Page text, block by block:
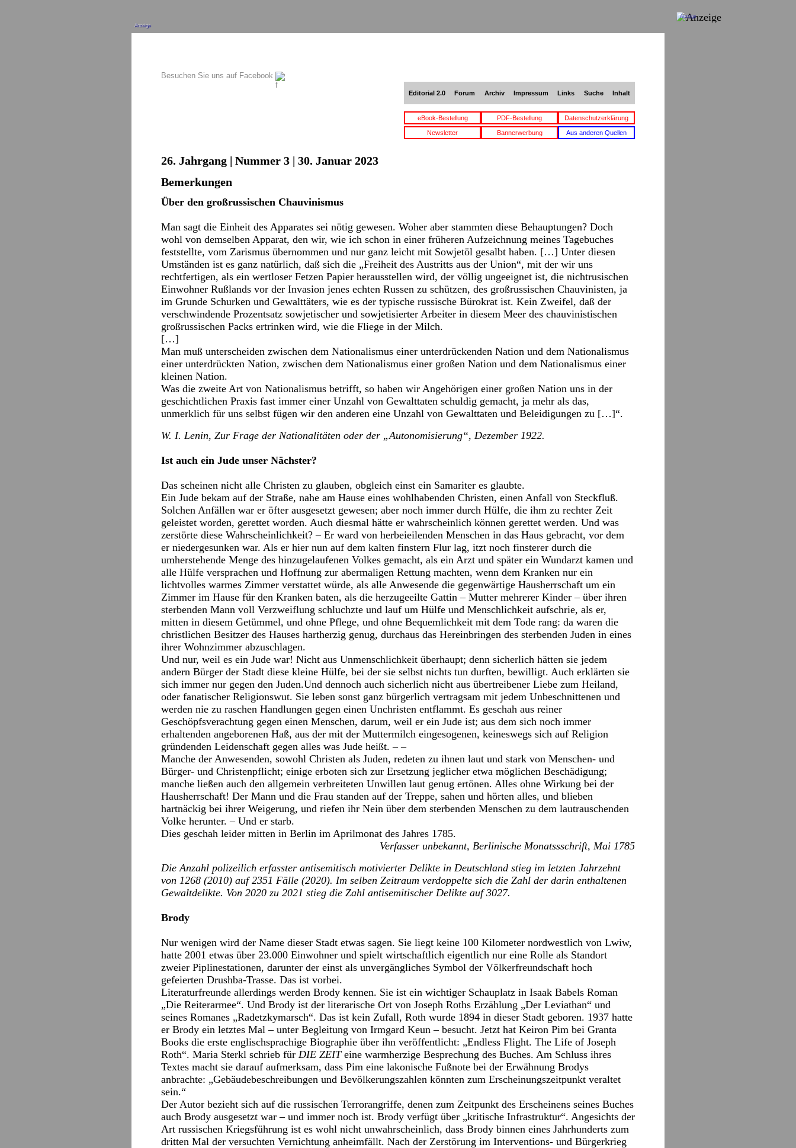
Anzeige
Besuchen Sie uns auf Facebook
Editorial 2.0 Forum Archiv Impressum Links Suche Inhalt
eBook-Bestellung PDF-Bestellung Datenschutzerklärung
Newsletter Bannerwerbung Aus anderen Quellen
26. Jahrgang | Nummer 3 | 30. Januar 2023
Bemerkungen
Über den großrussischen Chauvinismus
Man sagt die Einheit des Apparates sei nötig gewesen. Woher aber stammten diese Behauptungen? Doch
wohl von demselben Apparat, den wir, wie ich schon in einer früheren Aufzeichnung meines Tagebuches
feststellte, vom Zarismus übernommen und nur ganz leicht mit Sowjetöl gesalbt haben. […] Unter diesen
Umständen ist es ganz natürlich, daß sich die „Freiheit des Austritts aus der Union“, mit der wir uns
rechtfertigen, als ein wertloser Fetzen Papier herausstellen wird, der völlig ungeeignet ist, die nichtrusischen
Einwohner Rußlands vor der Invasion jenes echten Russen zu schützen, des großrussischen Chauvinisten, ja
im Grunde Schurken und Gewalttäters, wie es der typische russische Bürokrat ist. Kein Zweifel, daß der
verschwindende Prozentsatz sowjetischer und sowjetisierter Arbeiter in diesem Meer des chauvinistischen
großrussischen Packs ertrinken wird, wie die Fliege in der Milch.
[…]
Man muß unterscheiden zwischen dem Nationalismus einer unterdrückenden Nation und dem Nationalismus
einer unterdrückten Nation, zwischen dem Nationalismus einer großen Nation und dem Nationalismus einer
kleinen Nation.
Was die zweite Art von Nationalismus betrifft, so haben wir Angehörigen einer großen Nation uns in der
geschichtlichen Praxis fast immer einer Unzahl von Gewalttaten schuldig gemacht, ja mehr als das,
unmerklich für uns selbst fügen wir den anderen eine Unzahl von Gewalttaten und Beleidigungen zu […]“.
W. I. Lenin, Zur Frage der Nationalitäten oder der „Autonomisierung“, Dezember 1922.
Ist auch ein Jude unser Nächster?
Das scheinen nicht alle Christen zu glauben, obgleich einst ein Samariter es glaubte.
Ein Jude bekam auf der Straße, nahe am Hause eines wohlhabenden Christen, einen Anfall von Steckfluß.
Solchen Anfällen war er öfter ausgesetzt gewesen; aber noch immer durch Hülfe, die ihm zu rechter Zeit
geleistet worden, gerettet worden. Auch diesmal hätte er wahrscheinlich können gerettet werden. Und was
zerstörte diese Wahrscheinlichkeit? – Er ward von herbeieilenden Menschen in das Haus gebracht, vor dem
er niedergesunken war. Als er hier nun auf dem kalten finstern Flur lag, itzt noch finsterer durch die
umherstehende Menge des hinzugelaufenen Volkes gemacht, als ein Arzt und später ein Wundarzt kamen und
alle Hülfe versprachen und Hoffnung zur abermaligen Rettung machten, wenn dem Kranken nur ein
lichtvolles warmes Zimmer verstattet würde, als alle Anwesende die gegenwärtige Hausherrschaft um ein
Zimmer im Hause für den Kranken baten, als die herzugeeilte Gattin – Mutter mehrerer Kinder – über ihren
sterbenden Mann voll Verzweiflung schluchzte und lauf um Hülfe und Menschlichkeit aufschrie, als er,
mitten in diesem Getümmel, und ohne Pflege, und ohne Bequemlichkeit mit dem Tode rang: da waren die
christlichen Besitzer des Hauses hartherzig genug, durchaus das Hereinbringen des sterbenden Juden in eines
ihrer Wohnzimmer abzuschlagen.
Und nur, weil es ein Jude war! Nicht aus Unmenschlichkeit überhaupt; denn sicherlich hätten sie jedem
andern Bürger der Stadt diese kleine Hülfe, bei der sie selbst nichts tun durften, bewilligt. Auch erklärten sie
sich immer nur gegen den Juden.Und dennoch auch sicherlich nicht aus übertreibener Liebe zum Heiland,
oder fanatischer Religionswut. Sie leben sonst ganz bürgerlich vertragsam mit jedem Unbeschnittenen und
werden nie zu raschen Handlungen gegen einen Unchristen entflammt. Es geschah aus reiner
Geschöpfsverachtung gegen einen Menschen, darum, weil er ein Jude ist; aus dem sich noch immer
erhaltenden angeborenen Haß, aus der mit der Muttermilch eingesogenen, keineswegs sich auf Religion
gründenden Leidenschaft gegen alles was Jude heißt. – –
Manche der Anwesenden, sowohl Christen als Juden, redeten zu ihnen laut und stark von Menschen- und
Bürger- und Christenpflicht; einige erboten sich zur Ersetzung jeglicher etwa möglichen Beschädigung;
manche ließen auch den allgemein verbreiteten Unwillen laut genug ertönen. Alles ohne Wirkung bei der
Hausherrschaft! Der Mann und die Frau standen auf der Treppe, sahen und hörten alles, und blieben
hartnäckig bei ihrer Weigerung, und riefen ihr Nein über dem sterbenden Menschen zu dem lautrauschenden
Volke herunter. – Und er starb.
Dies geschah leider mitten in Berlin im Aprilmonat des Jahres 1785.
Verfasser unbekannt, Berlinische Monatssschrift, Mai 1785
Die Anzahl polizeilich erfasster antisemitisch motivierter Delikte in Deutschland stieg im letzten Jahrzehnt
von 1268 (2010) auf 2351 Fälle (2020). Im selben Zeitraum verdoppelte sich die Zahl der darin enthaltenen
Gewaltdelikte. Von 2020 zu 2021 stieg die Zahl antisemitischer Delikte auf 3027.
Brody
Nur wenigen wird der Name dieser Stadt etwas sagen. Sie liegt keine 100 Kilometer nordwestlich von Lwiw,
hatte 2001 etwas über 23.000 Einwohner und spielt wirtschaftlich eigentlich nur eine Rolle als Standort
zweier Piplinestationen, darunter der einst als unvergängliches Symbol der Völkerfreundschaft hoch
gefeierten Drushba-Trasse. Das ist vorbei.
Literaturfreunde allerdings werden Brody kennen. Sie ist ein wichtiger Schauplatz in Isaak Babels Roman
„Die Reiterarmee“. Und Brody ist der literarische Ort von Joseph Roths Erzählung „Der Leviathan“ und
seines Romanes „Radetzkymarsch“. Das ist kein Zufall, Roth wurde 1894 in dieser Stadt geboren. 1937 hatte
er Brody ein letztes Mal – unter Begleitung von Irmgard Keun – besucht. Jetzt hat Keiron Pim bei Granta
Books die erste englischsprachige Biographie über ihn veröffentlicht: „Endless Flight. The Life of Joseph
Roth“. Maria Sterkl schrieb für DIE ZEITeine warmherzige Besprechung des Buches. Am Schluss ihres
Textes macht sie darauf aufmerksam, dass Pim eine lakonische Fußnote bei der Erwähnung Brodys
anbrachte: „Gebäudebeschreibungen und Bevölkerungszahlen könnten zum Erscheinungszeitpunkt veraltet
sein.“
Der Autor bezieht sich auf die russischen Terrorangriffe, denen zum Zeitpunkt des Erscheinens seines Buches
auch Brody ausgesetzt war – und immer noch ist. Brody verfügt über „kritische Infrastruktur“. Angesichts der
Art russischen Kriegsführung ist es wohl nicht unwahrscheinlich, dass Brody binnen eines Jahrhunderts zum
dritten Mal der versuchten Vernichtung anheimfällt. Nach der Zerstörung im Interventions- und Bürgerkrieg
Anzeige